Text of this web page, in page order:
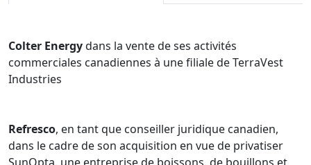
du Conseil des gouverneurs de l'Association
canadienne d'études fiscales et de rédacteur en chef du
Federated Press International Tax Planning Journal. Il
Colter Energydans la vente de ses activités
commerciales canadiennes à une filiale de TerraVest
Industries
Refresco, en tant que conseiller juridique canadien,
dans le cadre de son acquisition en vue de privatiser